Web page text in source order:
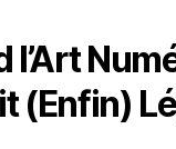
l’Art
(Enfin)